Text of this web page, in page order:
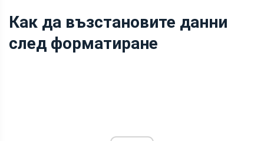
Как да възстановите данни
след форматиране